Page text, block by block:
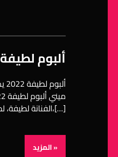
ألبوم لطيفة 2022 يحقق 10 ملايين مشاهدة في 24 ساعة
الفنانة لطيفة، لطرح أغنية جديدة أخرى تنضم لباقي أغاني الألبوم خلال الأيام القليلة القادمة،[…]
المزيد »